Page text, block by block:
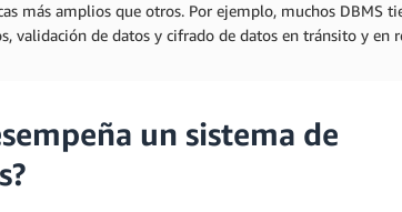
más amplios que otros. Por ejemplo, muchos DBMS
validación de datos y cifrado de datos en tránsito y en
un sistema de